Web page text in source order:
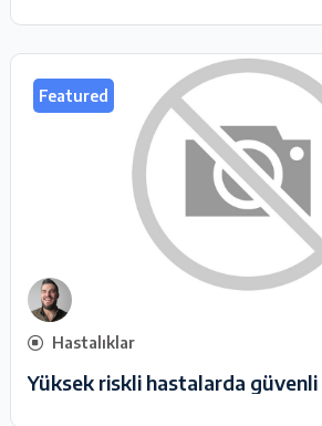
Featured
Hastalıklar
Yüksek riskli hastalarda